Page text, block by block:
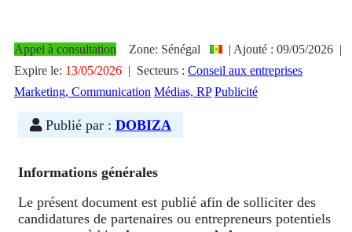
Appel à consultation Zone: Sénégal | Ajouté : 09/05/2026 |
Expire le: 13/05/2026 | Secteurs : Conseil aux entreprises
Marketing, Communication Médias, RP Publicité
Publié par : DOBIZA
Informations générales
Le présent document est publié afin de solliciter des
candidatures de partenaires ou entrepreneurs potentiels